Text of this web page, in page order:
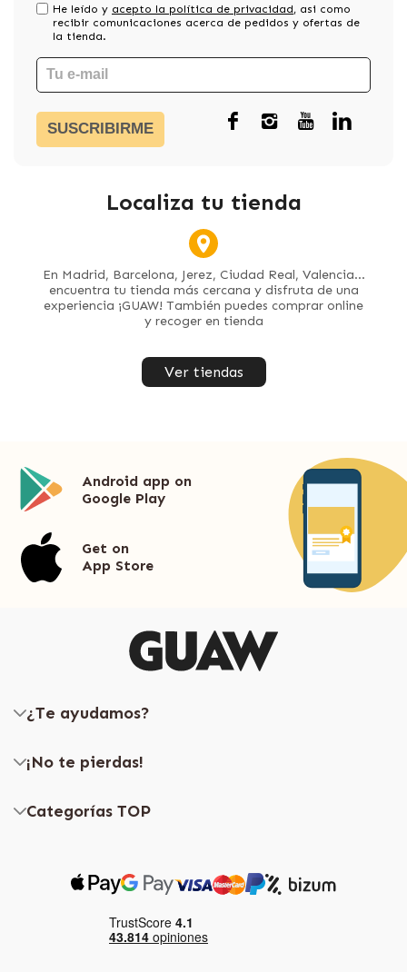
He leído y acepto la política de privacidad, asi como
recibir comunicaciones acerca de pedidos y ofertas de
la tienda.
SUSCRIBIRME
Localiza tu tienda
En Madrid, Barcelona, Jerez, Ciudad Real, Valencia...
encuentra tu tienda más cercana y disfruta de una
experiencia ¡GUAW! También puedes comprar online
y recoger en tienda
Ver tiendas
Android app on
Google Play
Get on
App Store
¿Te ayudamos?
¡No te pierdas!
Categorías TOP